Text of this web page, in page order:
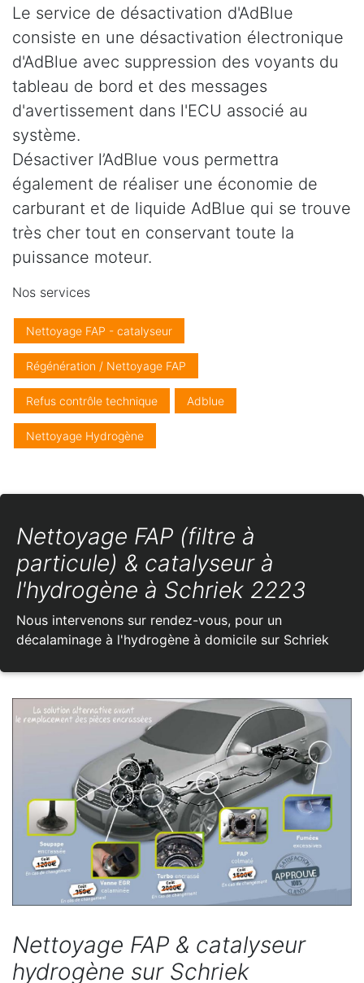
Le service de désactivation d'AdBlue
consiste en une désactivation électronique
d'AdBlue avec suppression des voyants du
tableau de bord et des messages
d'avertissement dans l'ECU associé au
système.
Désactiver l’AdBlue vous permettra
également de réaliser une économie de
carburant et de liquide AdBlue qui se trouve
très cher tout en conservant toute la
puissance moteur.
Nos services
Nettoyage FAP - catalyseur
Régénération / Nettoyage FAP
Refus contrôle technique Adblue
Nettoyage Hydrogène
Nettoyage FAP (filtre à
particule) & catalyseur à
l'hydrogène à Schriek 2223
Nous intervenons sur rendez-vous, pour un
décalaminage à l'hydrogène à domicile sur Schriek
Nettoyage FAP & catalyseur
hydrogène sur Schriek